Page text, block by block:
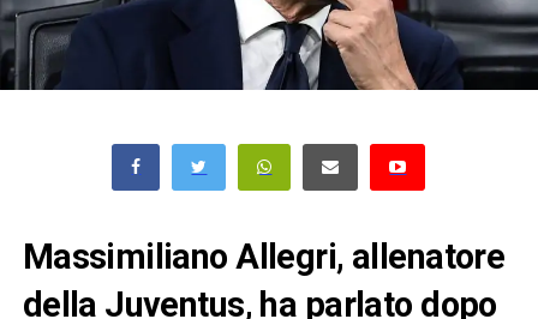
Massimiliano Allegri, allenatore
della Juventus, ha parlato dopo